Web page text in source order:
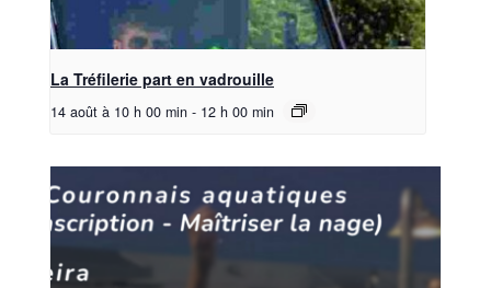
La Tréfilerie part en vadrouille
14 août à 10 h 00 min - 12 h 00 min